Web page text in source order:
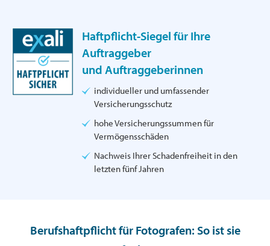
Haftpflicht-Siegel für Ihre
Auftraggeber
und Auftraggeberinnen
individueller und umfassender
Versicherungsschutz
hohe Versicherungssummen für
Vermögensschäden
Nachweis Ihrer Schadenfreiheit in den
letzten fünf Jahren
Berufshaftpflicht für Fotografen: So ist sie